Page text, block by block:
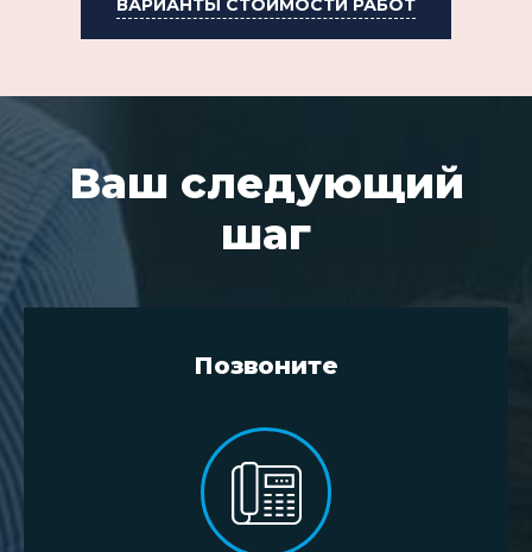
ВАРИАНТЫ СТОИМОСТИ РАБОТ
Ваш следующий
шаг
Позвоните